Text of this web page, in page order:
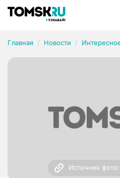
Главная Новости
Источник